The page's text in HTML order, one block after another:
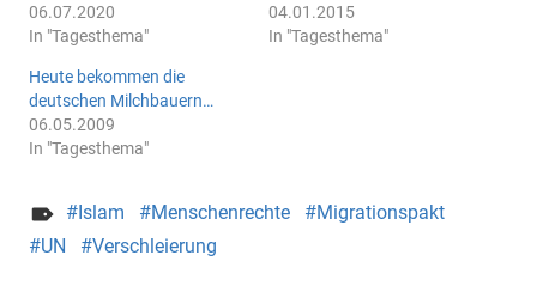
06.07.2020
In "Tagesthema"
04.01.2015
In "Tagesthema"
Heute bekommen die
deutschen Milchbauern…
06.05.2009
In "Tagesthema"
Islam Menschenrechte
Migrationspakt
UN
Verschleierung